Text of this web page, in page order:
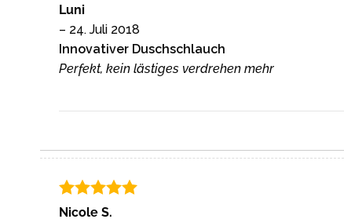
Bewertet
mit
5von
Luni
– 24. Juli 2018
Innovativer Duschschlauch
Perfekt, kein lästiges verdrehen mehr
Bewertet
Nicole S.